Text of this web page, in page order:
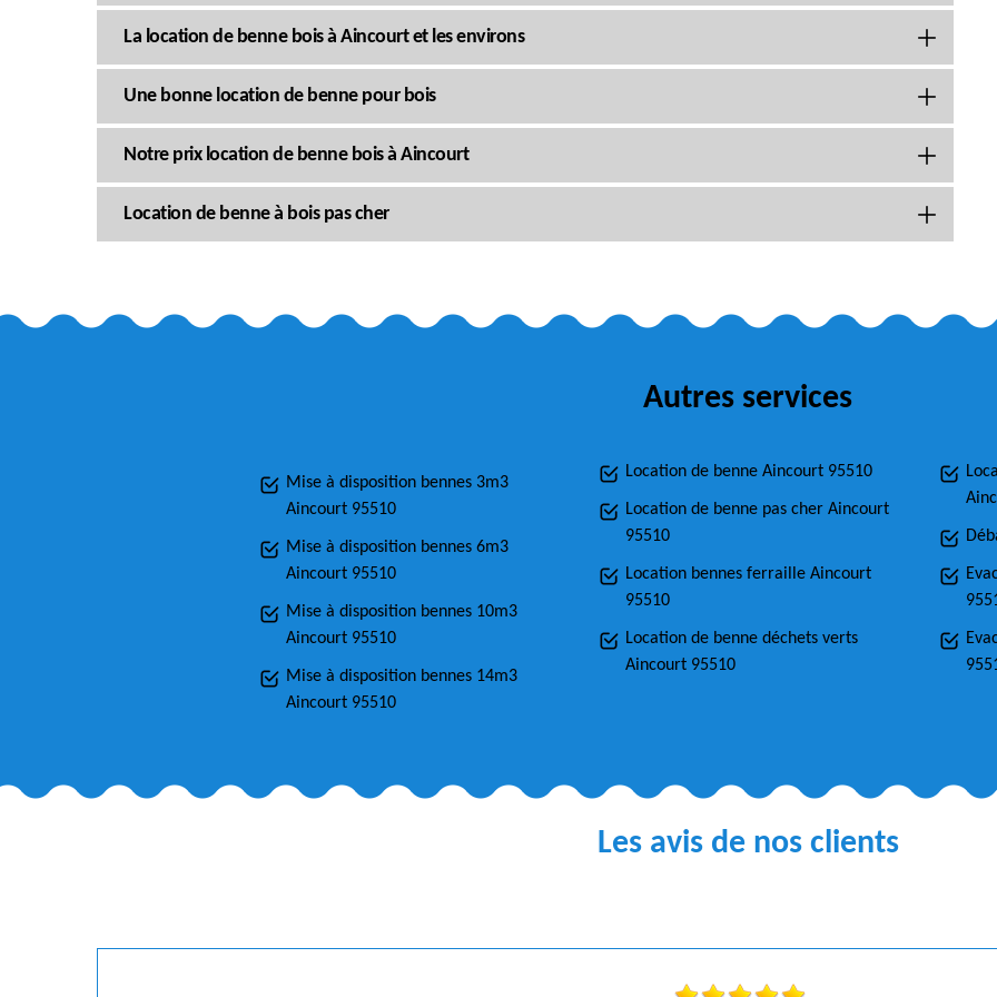
La location de benne bois à Aincourt et les environs
Une bonne location de benne pour bois
Notre prix location de benne bois à Aincourt
Location de benne à bois pas cher
Autres services
Mise à disposition bennes 3m3
Aincourt 95510
Mise à disposition bennes 6m3
Aincourt 95510
Mise à disposition bennes 10m3
Aincourt 95510
Mise à disposition bennes 14m3
Aincourt 95510
Location de benne Aincourt 95510
Location de benne pas cher Aincourt
95510
Location bennes ferraille Aincourt
95510
Location de benne déchets verts
Aincourt 95510
Les avis de nos clients